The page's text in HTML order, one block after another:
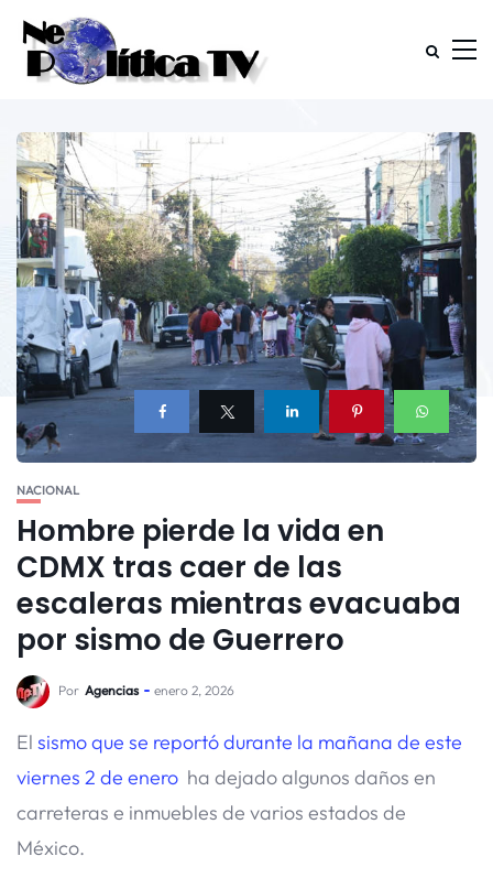
NACIONAL
Hombre pierde la vida en
CDMX tras caer de las
escaleras mientras evacuaba
por sismo de Guerrero
Por Agencias enero 2, 2026
El sismo que se reportó durante la mañana de este
viernes 2 de enero ha dejado algunos daños en
carreteras e inmuebles de varios estados de
México.